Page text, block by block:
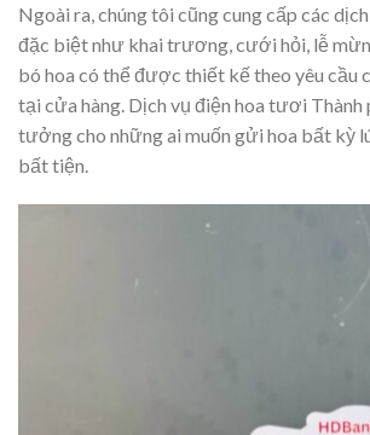
Ngoài ra, chúng tôi cũng cung cấp các
đặc biệt như khai trương, cưới hỏi, lễ
bó hoa có thể được thiết kế theo yêu cầu
tại cửa hàng. Dịch vụ điện hoa tươi Thành
tưởng cho những ai muốn gửi hoa bất kỳ
bất tiện.